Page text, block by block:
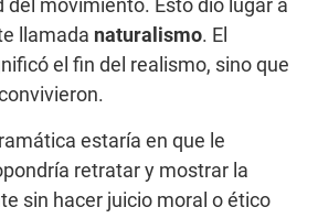
del movimiento. Esto dio lugar a
llamada naturalismo. El
el fin del realismo, sino que
estaría en que le
retratar y mostrar la
sin hacer juicio moral o ético